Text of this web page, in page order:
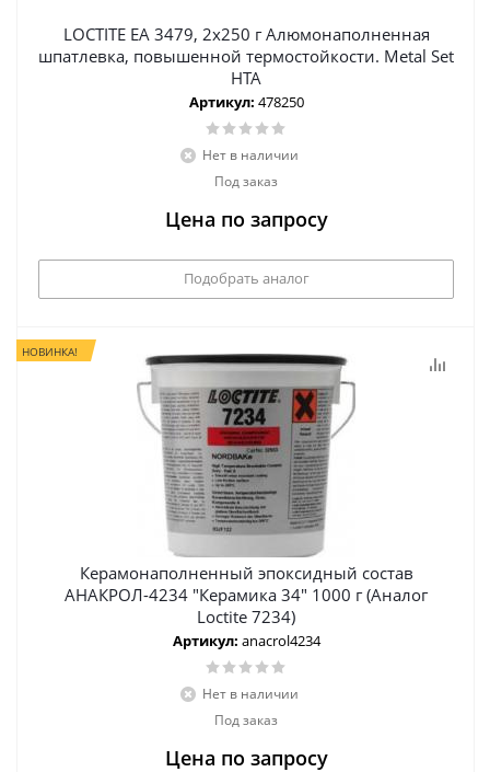
LOCTITE EA 3479, 2х250 г Алюмонаполненная
шпатлевка, повышенной термостойкости. Metal Set
HTA
Артикул: 478250
Нет в наличии
Под заказ
Цена по запросу
Подобрать аналог
НОВИНКА!
Керамонаполненный эпоксидный состав
АНАКРОЛ-4234 "Керамика 34" 1000 г (Аналог
Loctite 7234)
Артикул: anacrol4234
Нет в наличии
Под заказ
Цена по запросу